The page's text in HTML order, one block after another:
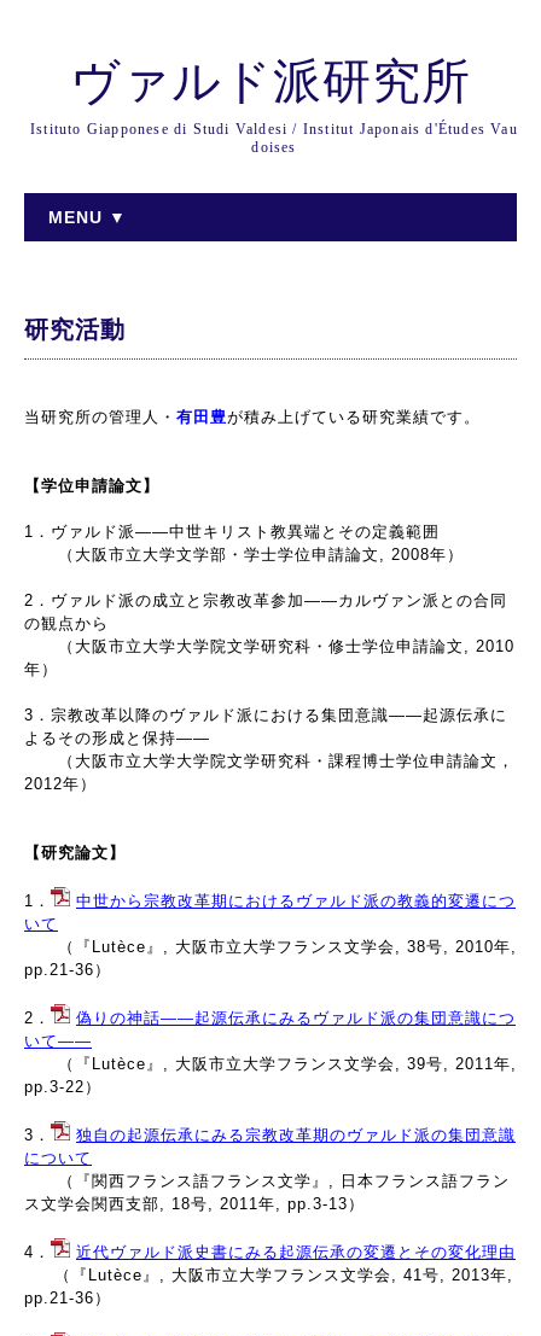
ヴァルド派研究所
Istituto Giapponese di Studi Valdesi / Institut Japonais d'Études Vau
doises
MENU ▼
研究活動
当研究所の管理人・ 有田豊が積み上げている研究業績です。
【学位申請論文】
1．ヴァルド派――中世キリスト教異端とその定義範囲
（大阪市立大学文学部・学士学位申請論文, 2008年）
2．ヴァルド派の成立と宗教改革参加――カルヴァン派との合同
の観点から
（大阪市立大学大学院文学研究科・修士学位申請論文, 2010
年）
3．宗教改革以降のヴァルド派における集団意識――起源伝承に
よるその形成と保持――
（大阪市立大学大学院文学研究科・課程博士学位申請論文，
2012年）
【研究論文】
1．
中世から宗教改革期におけるヴァルド派の教義的変遷につ
いて
（『Lutèce』, 大阪市立大学フランス文学会, 38号, 2010年,
pp.21-36）
2．
偽りの神話――起源伝承にみるヴァルド派の集団意識につ
いて――
（『Lutèce』, 大阪市立大学フランス文学会, 39号, 2011年,
pp.3-22）
3．
独自の起源伝承にみる宗教改革期のヴァルド派の集団意識
について
（『関西フランス語フランス文学』, 日本フランス語フラン
ス文学会関西支部, 18号, 2011年, pp.3-13）
4．
近代ヴァルド派史書にみる起源伝承の変遷とその変化理由
（『Lutèce』, 大阪市立大学フランス文学会, 41号, 2013年,
pp.21-36）